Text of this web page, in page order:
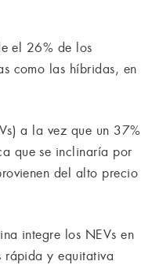
el 26% de los
como las híbridas, en
a la vez que un 37%
que se inclinaría por
del alto precio
integre los NEVs en
rápida y equitativa